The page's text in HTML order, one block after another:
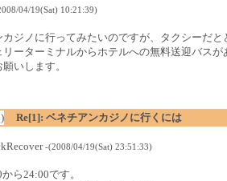
04/19(Sat) 10:21:39)
カジノに行ってみたいのですが、タクシーだ
リーターミナルからホテルへの無料送迎バス
いします。
Re[1]: ベネチアンカジノに行くには
-(2008/04/19(Sat) 23:51:33)
ら24:00です。